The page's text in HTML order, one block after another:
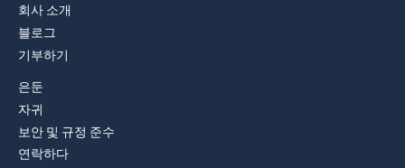
회사 소개
블로그
기부하기
은둔
자귀
보안 및 규정 준수
연락하다